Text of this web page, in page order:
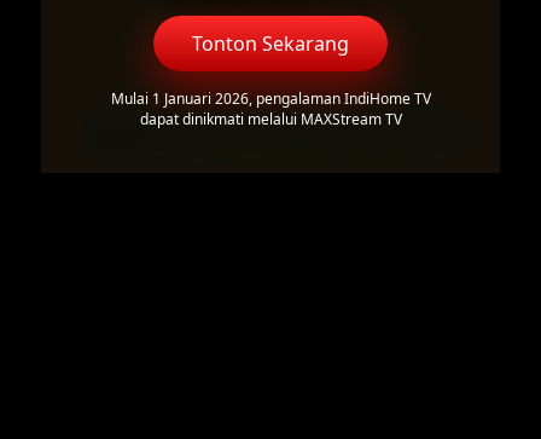
Tonton Sekarang
Mulai 1 Januari 2026, pengalaman IndiHome TV
dapat dinikmati melalui MAXStream TV